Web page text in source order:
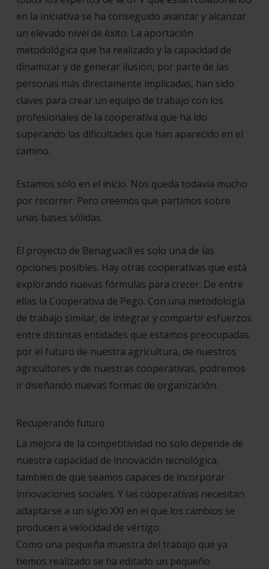
en la iniciativa se ha conseguido avanzar y alcanzar
un elevado nivel de éxito. La aportación
metodológica que ha realizado y la capacidad de
dinamizar y de generar ilusión, por parte de las
personas más directamente implicadas, han sido
claves para crear un equipo de trabajo con los
profesionales de la cooperativa que ha ido
superando las dificultades que han aparecido en el
camino.
Estamos solo en el inicio. Nos queda todavía mucho
por recorrer. Pero creemos que partimos sobre
unas bases sólidas.
El proyecto de Benaguacil es solo una de las
opciones posibles. Hay otras cooperativas que está
explorando nuevas fórmulas para crecer. De entre
ellas la Cooperativa de Pego. Con una metodología
de trabajo similar, de integrar y compartir esfuerzos
entre distintas entidades que estamos preocupadas
por el futuro de nuestra agricultura, de nuestros
agricultores y de nuestras cooperativas, podremos
ir diseñando nuevas formas de organización.
Recuperando futuro
La mejora de la competitividad no solo depende de
nuestra capacidad de innovación tecnológica,
también de que seamos capaces de incorporar
innovaciones sociales. Y las cooperativas necesitan
adaptarse a un siglo XXI en el que los cambios se
producen a velocidad de vértigo.
Como una pequeña muestra del trabajo que ya
hemos realizado se ha editado un pequeño